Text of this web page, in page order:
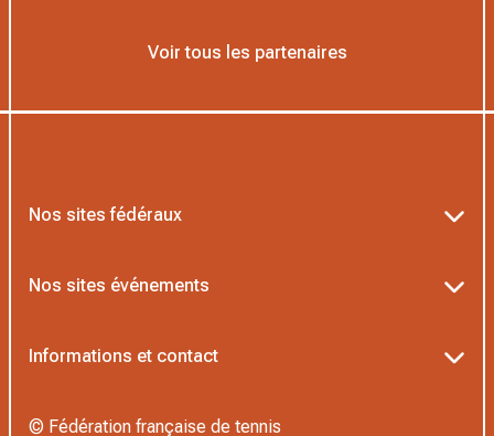
Voir tous les partenaires
Nos sites fédéraux
L’Institut Formation Tennis
Nos sites événements
Informations et contact
© Fédération française de tennis